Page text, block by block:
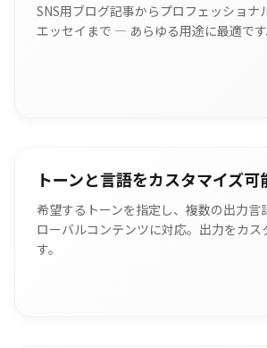
SNS用ブログ記事からプロフェッショナ
エッセイまで — あらゆる用途に最適です
トーンと言語をカスタマイズ可
希望するトーンを指定し、複数の出力言
ローバルコンテンツに対応。出力をカス
す。